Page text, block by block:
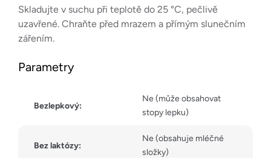
Skladujte v suchu při teplotě do 25 °C, pečlivě
uzavřené. Chraňte před mrazem a přímým slunečním
zářením.
Parametry
Bezlepkový:
Ne (může obsahovat
stopy lepku)
Bez laktózy:
Ne (obsahuje mléčné
složky)